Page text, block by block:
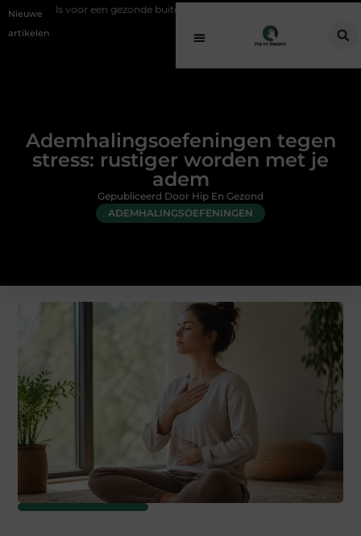
Nieuwe
artikelen
gezonde buitenplek Sfeer en comfort zonder gedoe met een
Ademhalingsoefeningen tegen
stress: rustiger worden met je
adem
ADEMHALINGSOEFENINGEN
Gepubliceerd Door Hip En Gezond